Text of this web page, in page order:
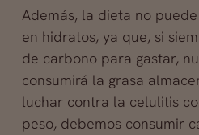
Además, la dieta no
en hidratos, ya que, si
de carbono para gastar,
consumirá la grasa
luchar contra la celulitis
peso, debemos consumir